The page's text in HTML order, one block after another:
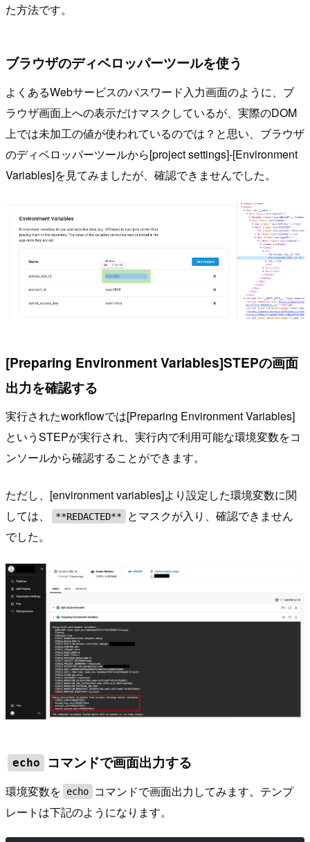
た方法です。
ブラウザのディベロッパーツールを使う
よくあるWebサービスのパスワード入力画面のように、ブ
ラウザ画面上への表示だけマスクしているが、実際のDOM
上では未加工の値が使われているのでは？と思い、ブラウザ
のディベロッパーツールから[project settings]-[Environment
Variables]を見てみましたが、確認できませんでした。
[Preparing Environment Variables]STEPの画面
出力を確認する
実行されたworkflowでは[Preparing Environment Variables]
というSTEPが実行され、実行内で利用可能な環境変数をコ
ンソールから確認することができます。
ただし、[environment variables]より設定した環境変数に関
しては、
**REDACTED**
とマスクが入り、確認できません
でした。
echo コマンドで画面出力する
環境変数を echo
コマンドで画面出力してみます。テンプ
レートは下記のようになります。